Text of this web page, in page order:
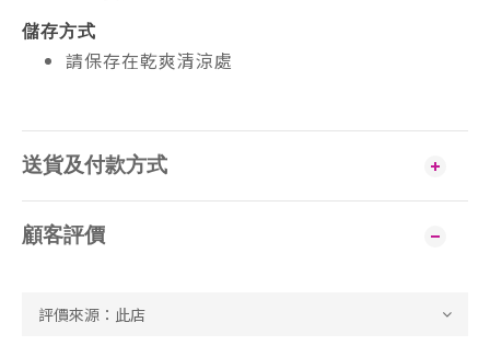
儲存方式
請保存在乾爽清涼處
送貨及付款方式
顧客評價